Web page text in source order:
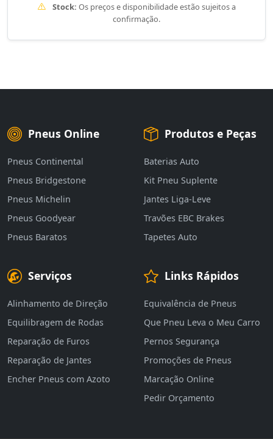
Stock: Os preços e disponibilidade estão sujeitos a
confirmação.
Pneus Online
Pneus Continental
Pneus Bridgestone
Pneus Michelin
Pneus Goodyear
Pneus Baratos
Produtos e Peças
Baterias Auto
Kit Pneu Suplente
Jantes Liga-Leve
Travões EBC Brakes
Tapetes Auto
Serviços
Alinhamento de Direção
Equilibragem de Rodas
Reparação de Furos
Reparação de Jantes
Encher Pneus com Azoto
Links Rápidos
Equivalência de Pneus
Que Pneu Leva o Meu Carro
Pernos Segurança
Promoções de Pneus
Marcação Online
Pedir Orçamento